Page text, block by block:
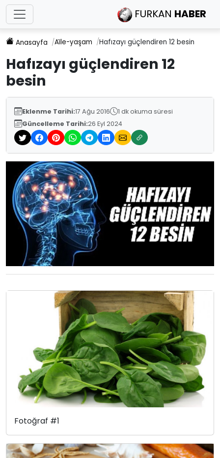
FURKAN HABER
Anasayfa Ai̇le-yaşam Hafızayı güçlendiren 12 besin
Hafızayı güçlendiren 12
besin
Eklenme Tarihi:17 Ağu 2016
1 dk okuma süresi
Güncelleme Tarihi:26 Eyl 2024
Fotoğraf #1